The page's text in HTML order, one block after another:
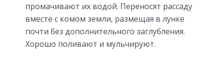
промачивают их водой. Переносят рассаду
вместе с комом земли, размещая в лунке
почти без дополнительного заглубления.
Хорошо поливают и мульчируют.